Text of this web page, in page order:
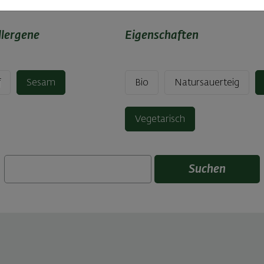
Sesam
Eigenschaften
Bio Natursauerteig
Vegetarisch
Suchen